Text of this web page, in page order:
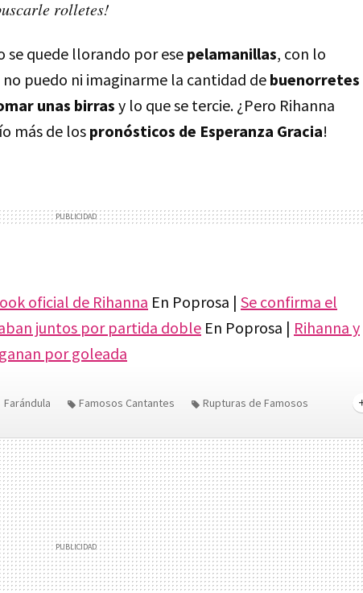
rolletes!
se quede llorando por ese pelamanillas, con lo
puedo ni imaginarme la cantidad de buenorretes
unas birras y lo que se tercie. ¿Pero Rihanna
más de los pronósticos de Esperanza Gracia!
oficial de Rihanna En Poprosa | Se confirma el
juntos por partida doble En Poprosa | Rihanna y
por goleada
Farándula Famosos Cantantes
Rupturas de Famosos